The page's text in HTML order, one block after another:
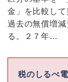
金」を比較し
過去の無償増
る。２７年…
税のしるべ